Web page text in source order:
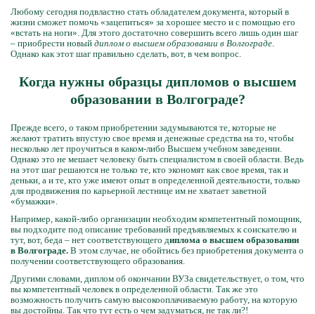
Любому сегодня подвластно стать обладателем документа, который в
жизни сможет помочь «зацепиться» за хорошее место и с помощью его
«встать на ноги». Для этого достаточно совершить всего лишь один шаг
– приобрести новый диплом о высшем образовании в Волгограде.
Однако как этот шаг правильно сделать, вот, в чем вопрос.
Когда нужны образцы дипломов о высшем
образовании в Волгограде?
Прежде всего, о таком приобретении задумываются те, которые не
желают тратить впустую свое время и денежные средства на то, чтобы
несколько лет проучиться в каком-либо Высшем учебном заведении.
Однако это не мешает человеку быть специалистом в своей области. Ведь
на этот шаг решаются не только те, кто экономят как свое время, так и
деньки, а и те, кто уже имеют опыт в определенной деятельности, только
для продвижения по карьерной лестнице им не хватает заветной
«бумажки».
Например, какой-либо организации необходим компетентный помощник,
вы подходите под описание требований предъявляемых к соискателю и
тут, вот, беда – нет соответствующего диплома о высшем образовании
в Волгограде. В этом случае, не обойтись без приобретения документа о
получении соответствующего образования.
Другими словами, диплом об окончании ВУЗа свидетельствует, о том, что
вы компетентный человек в определенной области. Так же это
возможность получить самую высокооплачиваемую работу, на которую
вы достойны. Так что тут есть о чем задуматься, не так ли?!